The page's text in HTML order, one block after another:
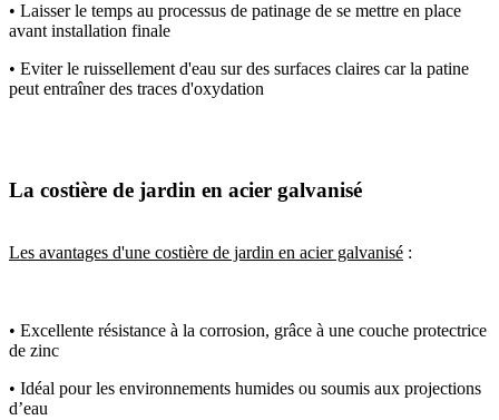
• Laisser le temps au processus de patinage de se mettre en place
avant installation finale
• Eviter le ruissellement d'eau sur des surfaces claires car la patine
peut entraîner des traces d'oxydation
La costière de jardin en acier galvanisé
Les avantages d'une costière de jardin en acier galvanisé :
• Excellente résistance à la corrosion, grâce à une couche protectrice
de zinc
• Idéal pour les environnements humides ou soumis aux projections
d’eau